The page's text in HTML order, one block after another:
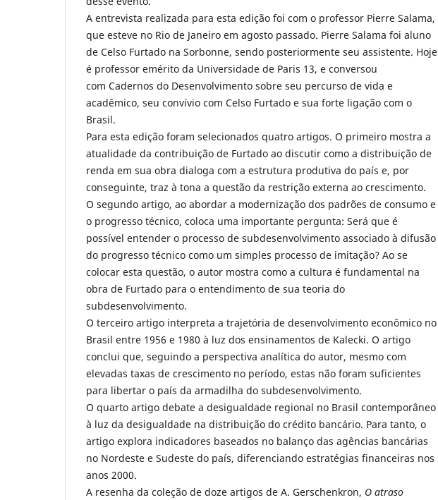
A entrevista realizada para esta edição foi com o professor Pierre Salama,
que esteve no Rio de Janeiro em agosto passado. Pierre Salama foi aluno
de Celso Furtado na Sorbonne, sendo posteriormente seu assistente. Hoje
é professor emérito da Universidade de Paris 13, e conversou
com Cadernos do Desenvolvimento sobre seu percurso de vida e
acadêmico, seu convívio com Celso Furtado e sua forte ligação com o
Brasil.
Para esta edição foram selecionados quatro artigos. O primeiro mostra a
atualidade da contribuição de Furtado ao discutir como a distribuição de
renda em sua obra dialoga com a estrutura produtiva do país e, por
conseguinte, traz à tona a questão da restrição externa ao crescimento.
O segundo artigo, ao abordar a modernização dos padrões de consumo e
o progresso técnico, coloca uma importante pergunta: Será que é
possível entender o processo de subdesenvolvimento associado à difusão
do progresso técnico como um simples processo de imitação? Ao se
colocar esta questão, o autor mostra como a cultura é fundamental na
obra de Furtado para o entendimento de sua teoria do
subdesenvolvimento.
O terceiro artigo interpreta a trajetória de desenvolvimento econômico no
Brasil entre 1956 e 1980 à luz dos ensinamentos de Kalecki. O artigo
conclui que, seguindo a perspectiva analítica do autor, mesmo com
elevadas taxas de crescimento no período, estas não foram suficientes
para libertar o país da armadilha do subdesenvolvimento.
O quarto artigo debate a desigualdade regional no Brasil contemporâneo
à luz da desigualdade na distribuição do crédito bancário. Para tanto, o
artigo explora indicadores baseados no balanço das agências bancárias
no Nordeste e Sudeste do país, diferenciando estratégias financeiras nos
anos 2000.
A resenha da coleção de doze artigos de A. Gerschenkron, O atraso